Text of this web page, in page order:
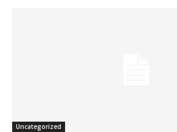
Uncategorized